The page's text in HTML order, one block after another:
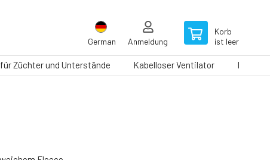
German Anmeldung
Korb
ist leer
Züchter und Unterstände Kabelloser Ventilator